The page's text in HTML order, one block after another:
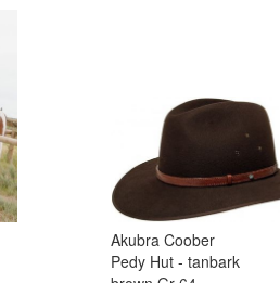
Akubra Coober
Pedy Hut - tanbark